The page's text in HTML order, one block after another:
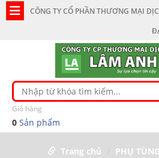
CÔNG TY CỔ PHẦN THƯƠNG MẠI
Giỏ hàng
0 Sản phẩm
Trang chủ PHỤ